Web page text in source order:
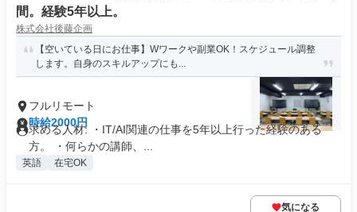
間。経験5年以上。
株式会社後藤企画
【空いている日にお仕事】Wワークや副業OK！スケジュール調整
します。自身のスキルアップにも...
フルリモート
時給2000円
求める人材: ・IT/AI関連の仕事を5年以上行った経験のある
方。 ・何らかの講師、...
英語 在宅OK
気になる